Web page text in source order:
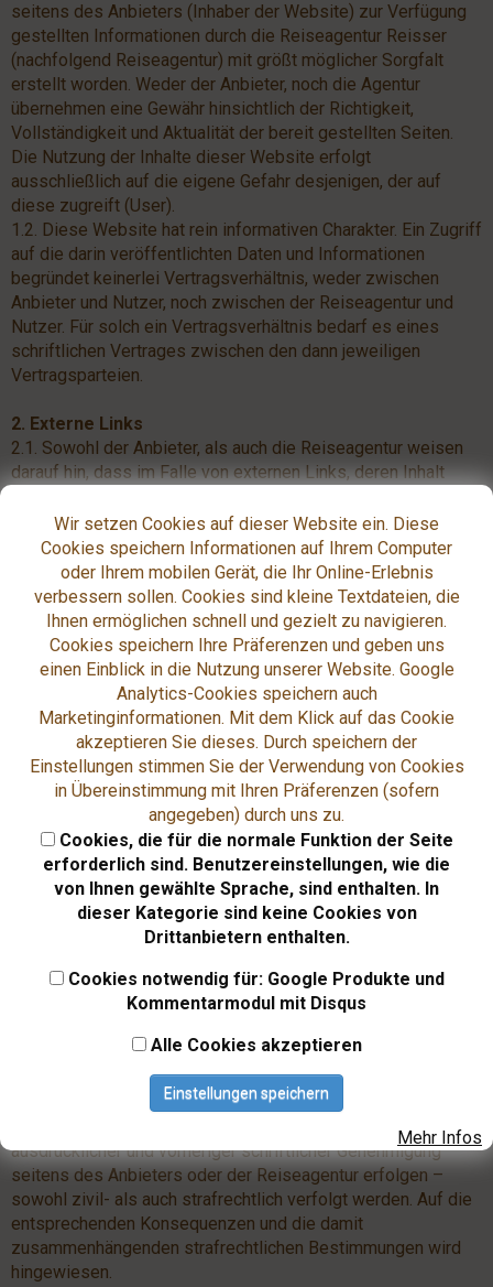
seitens des Anbieters (Inhaber der Website) zur Verfügung
gestellten Informationen durch die Reiseagentur Reisser
(nachfolgend Reiseagentur) mit größt möglicher Sorgfalt
erstellt worden. Weder der Anbieter, noch die Agentur
übernehmen eine Gewähr hinsichtlich der Richtigkeit,
Vollständigkeit und Aktualität der bereit gestellten Seiten.
Die Nutzung der Inhalte dieser Website erfolgt
ausschließlich auf die eigene Gefahr desjenigen, der auf
diese zugreift (User).
1.2. Diese Website hat rein informativen Charakter. Ein Zugriff
auf die darin veröffentlichten Daten und Informationen
begründet keinerlei Vertragsverhältnis, weder zwischen
Anbieter und Nutzer, noch zwischen der Reiseagentur und
Nutzer. Für solch ein Vertragsverhältnis bedarf es eines
schriftlichen Vertrages zwischen den dann jeweiligen
Vertragsparteien.
2. Externe Links
2.1. Sowohl der Anbieter, als auch die Reiseagentur weisen
darauf hin, dass im Falle von externen Links, deren Inhalt
noch der Agentur fallen. Diese Websites unterliegen
ausschliesslich der Verantwortlichkeit und Haftung des
jeweiligen Betreibers.
2.2. Verstösse gegen etwaige Rechtsvorschriften waren bei
Erstellung dieser Website durch verlinkte Dritte nicht
bekannt, was nach bestem Wissen und Gewissen im Vorfeld
geprüft wurde. Weder Anbieter noch die Reiseagentur haben
aber Einfluss auf die aktuelle und zukünftige Gestaltung und
auf die Inhalte etwaig verknüpfter Seiten.
2.3. Etwaige Ansprüche sind von dem User unmittelbar
gegenüber dem Dritten geltend zu machen. Ein Anspruch
gegenüber dem Anbieter oder der Reiseagentur ist
ausdrücklich ausgeschlossen.
3. Urheber- und Markenschutzrechte
3.1. Die auf dieser Website veröffentlichten Inhalte
unterliegen sowohl dem deutschen Urheber-, als auch
Markenschutzgesetz, was sowohl den Anbieter, als auch die
gesetzlichen Regelungen in ihrer jeweiligen Gültigkeit wird
ausdrücklich hingewiesen, ebenfalls auf die hierzu
3.2. Im Falle einer Verletzung dieser Rechte durch
Vervielfältigung, Bearbeitung, Übersetzung, Einspeicherung,
Verarbeitung oder Wiedergabe weist der Anbieter, sowie die
Reiseagentur darauf hin, dass diese – sollten sie nicht mit
ausdrücklicher und vorheriger schriftlicher Genehmigung
seitens des Anbieters oder der Reiseagentur erfolgen –
sowohl zivil- als auch strafrechtlich verfolgt werden. Auf die
entsprechenden Konsequenzen und die damit
zusammenhängenden strafrechtlichen Bestimmungen wird
hingewiesen.
Wir setzen Cookies auf dieser Website ein. Diese
Cookies speichern Informationen auf Ihrem Computer
oder Ihrem mobilen Gerät, die Ihr Online-Erlebnis
verbessern sollen. Cookies sind kleine Textdateien, die
Ihnen ermöglichen schnell und gezielt zu navigieren.
Cookies speichern Ihre Präferenzen und geben uns
einen Einblick in die Nutzung unserer Website. Google
Analytics-Cookies speichern auch
Marketinginformationen. Mit dem Klick auf das Cookie
akzeptieren Sie dieses. Durch speichern der
Einstellungen stimmen Sie der Verwendung von Cookies
in Übereinstimmung mit Ihren Präferenzen (sofern
angegeben) durch uns zu.
Cookies, die für die normale Funktion der Seite
erforderlich sind. Benutzereinstellungen, wie die
von Ihnen gewählte Sprache, sind enthalten. In
dieser Kategorie sind keine Cookies von
Drittanbietern enthalten.
Cookies notwendig für: Google Produkte und
Kommentarmodul mit Disqus
Alle Cookies akzeptieren
Einstellungen speichern
Mehr Infos